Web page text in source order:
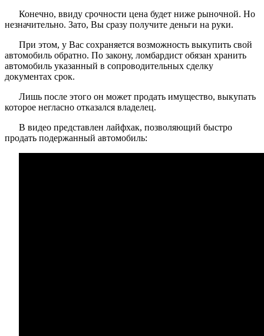
Конечно, ввиду срочности цена будет ниже рыночной. Но
незначительно. Зато, Вы сразу получите деньги на руки.
При этом, у Вас сохраняется возможность выкупить свой
автомобиль обратно. По закону, ломбардист обязан хранить
автомобиль указанный в сопроводительных сделку
документах срок.
Лишь после этого он может продать имущество, выкупать
которое негласно отказался владелец.
В видео представлен лайфхак, позволяющий быстро
продать подержанный автомобиль: